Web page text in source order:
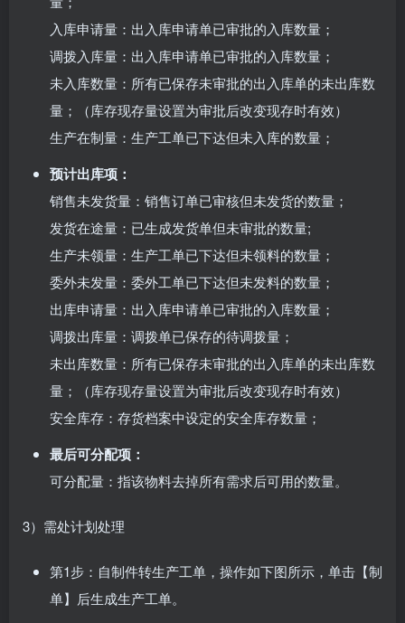
入库申请量：出入库申请单已审批的入库数量；
调拨入库量：出入库申请单已审批的入库数量；
未入库数量：所有已保存未审批的出入库单的未出库数
量；（库存现存量设置为审批后改变现存时有效）
生产在制量：生产工单已下达但未入库的数量；
预计出库项：
销售未发货量：销售订单已审核但未发货的数量；
发货在途量：已生成发货单但未审批的数量;
生产未领量：生产工单已下达但未领料的数量；
委外未发量：委外工单已下达但未发料的数量；
出库申请量：出入库申请单已审批的入库数量；
调拨出库量：调拨单已保存的待调拨量；
未出库数量：所有已保存未审批的出入库单的未出库数
量；（库存现存量设置为审批后改变现存时有效）
安全库存：存货档案中设定的安全库存数量；
最后可分配项：
可分配量：指该物料去掉所有需求后可用的数量。
3）需处计划处理
第1步：自制件转生产工单，操作如下图所示，单击【制
单】后生成生产工单。